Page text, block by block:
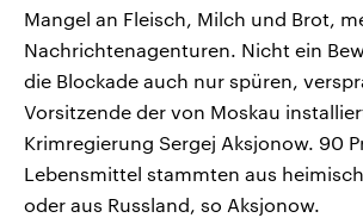
Mangel an Fleisch, Milch und Brot,
Nachrichtenagenturen. Nicht ein
die Blockade auch nur spüren,
Vorsitzende der von Moskau
Krimregierung Sergej Aksjonow. 90
Lebensmittel stammten aus
oder aus Russland, so Aksjonow.